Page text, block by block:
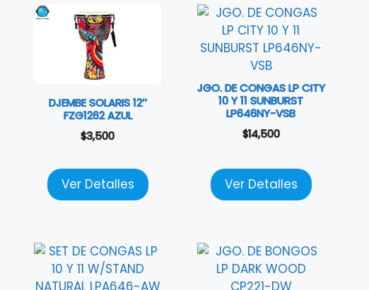
DJEMBE SOLARIS 12″
FZG1262 AZUL
$3,500
Ver Detalles
JGO. DE CONGAS LP CITY
10 Y 11 SUNBURST
LP646NY-VSB
$14,500
Ver Detalles